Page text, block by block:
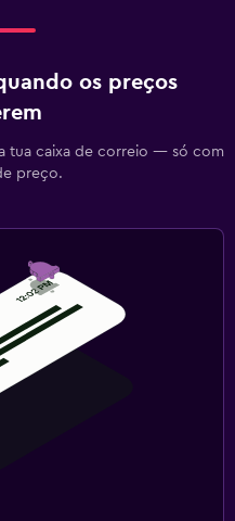
os preços
tua caixa de correio — só com
preço.